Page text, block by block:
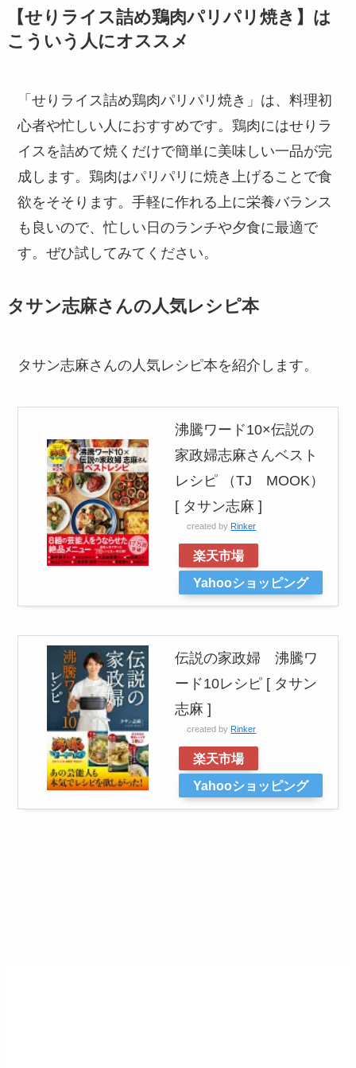
【せりライス詰め鶏肉パリパリ焼き】は
こういう人にオススメ
「せりライス詰め鶏肉パリパリ焼き」は、料理初
心者や忙しい人におすすめです。鶏肉にはせりラ
イスを詰めて焼くだけで簡単に美味しい一品が完
成します。鶏肉はパリパリに焼き上げることで食
欲をそそります。手軽に作れる上に栄養バランス
も良いので、忙しい日のランチや夕食に最適で
す。ぜひ試してみてください。
タサン志麻さんの人気レシピ本
タサン志麻さんの人気レシピ本を紹介します。
沸騰ワード10×伝説の
家政婦志麻さんベスト
レシピ （TJ MOOK）
[ タサン志麻 ]
created by Rinker
楽天市場
Yahooショッピング
伝説の家政婦 沸騰ワ
ード10レシピ [ タサン
志麻 ]
created by Rinker
楽天市場
Yahooショッピング